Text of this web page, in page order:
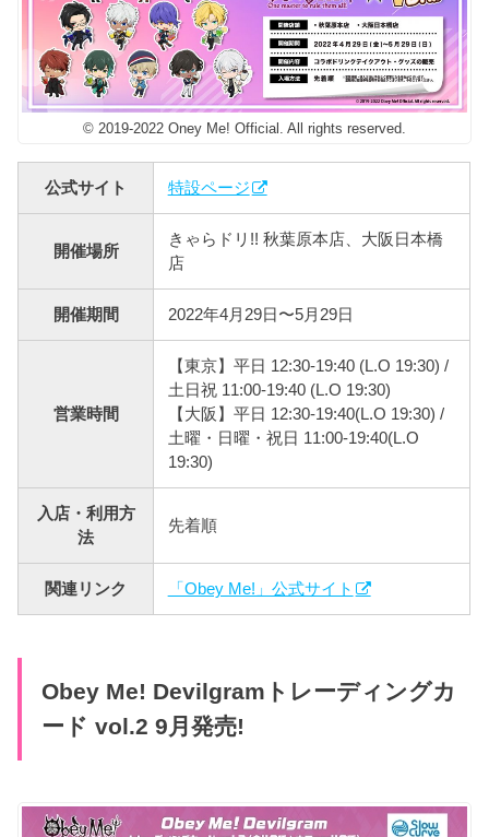
© 2019-2022 Oney Me! Official. All rights reserved.
公式サイト 特設ページ
開催場所
きゃらドリ!! 秋葉原本店、大阪日本橋
店
開催期間 2022年4月29日〜5月29日
営業時間
【東京】平日 12:30-19:40 (L.O 19:30) /
土日祝 11:00-19:40 (L.O 19:30)
【大阪】平日 12:30-19:40(L.O 19:30) /
土曜・日曜・祝日 11:00-19:40(L.O
19:30)
入店・利用方
法
先着順
関連リンク 「Obey Me!」公式サイト
Obey Me! Devilgramトレーディングカ
ード vol.2 9月発売!